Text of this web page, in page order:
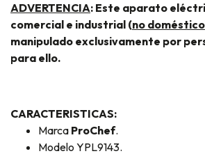
ADVERTENCIA: Este aparato
comercial e industrial (no doméstico
manipulado exclusivamente por
para ello.
CARACTERISTICAS:
Marca ProChef.
Modelo YPL9143.